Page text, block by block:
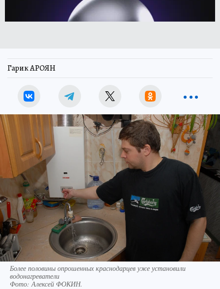
Гарик АРОЯН
Более половины опрошенных краснодарцев уже установили
водонагреватели
Фото: Алексей ФОКИН.